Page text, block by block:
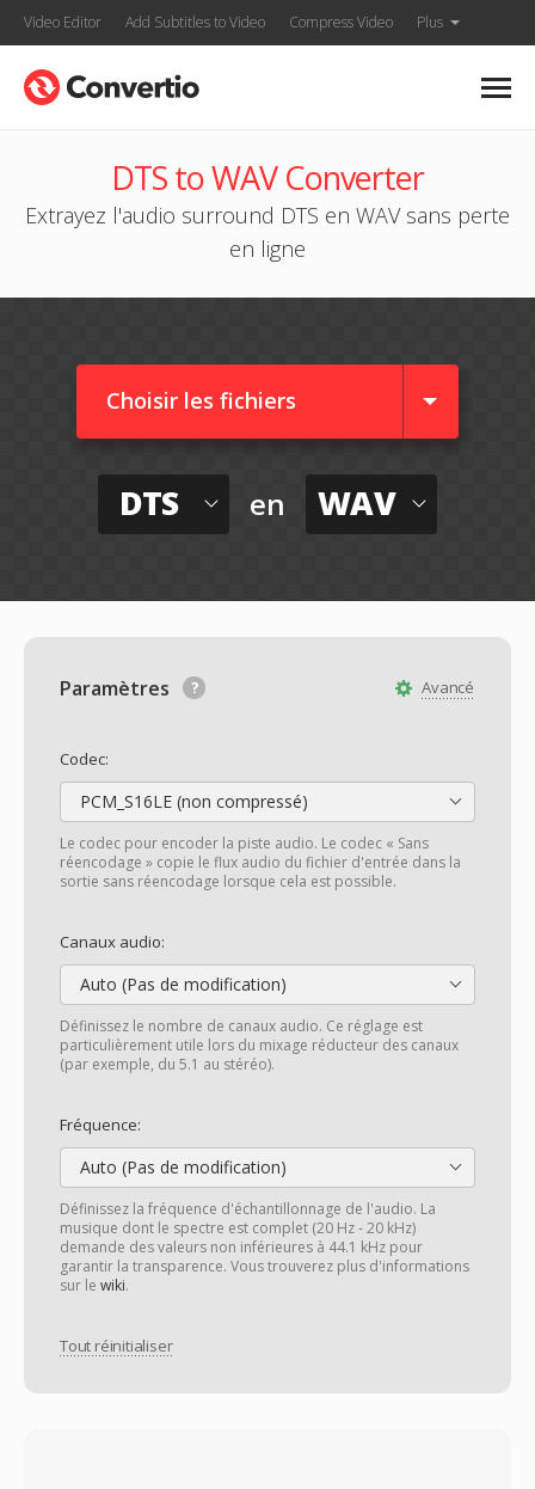
Video Editor Add Subtitles to Video Compress Video Plus
DTS to WAV Converter
Extrayez l'audio surround DTS en WAV sans perte
en ligne
Choisir les fichiers
DTS en WAV
Avancé
Paramètres
Codec:
PCM_S16LE (non compressé)
Le codec pour encoder la piste audio. Le codec « Sans
réencodage » copie le flux audio du fichier d'entrée dans la
sortie sans réencodage lorsque cela est possible.
Canaux audio:
Auto (Pas de modification)
Définissez le nombre de canaux audio. Ce réglage est
particulièrement utile lors du mixage réducteur des canaux
(par exemple, du 5.1 au stéréo).
Fréquence:
Auto (Pas de modification)
Définissez la fréquence d'échantillonnage de l'audio. La
musique dont le spectre est complet (20 Hz - 20 kHz)
demande des valeurs non inférieures à 44.1 kHz pour
garantir la transparence. Vous trouverez plus d'informations
sur le wiki.
Tout réinitialiser